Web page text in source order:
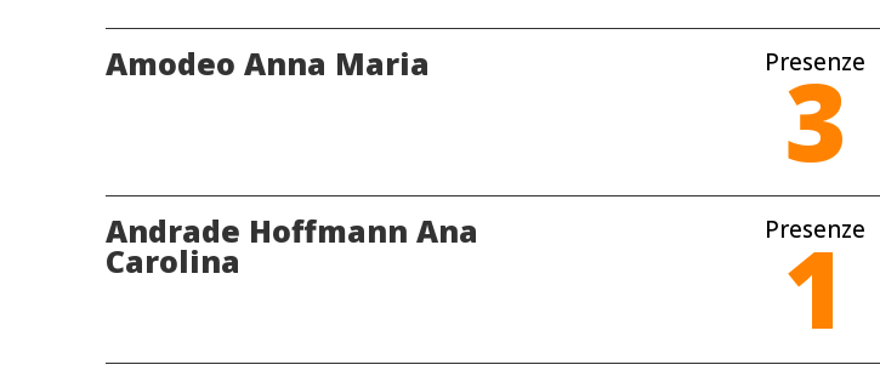
Amodeo Anna Maria Presenze
3
Andrade Hoffmann Ana
Carolina
Presenze
1